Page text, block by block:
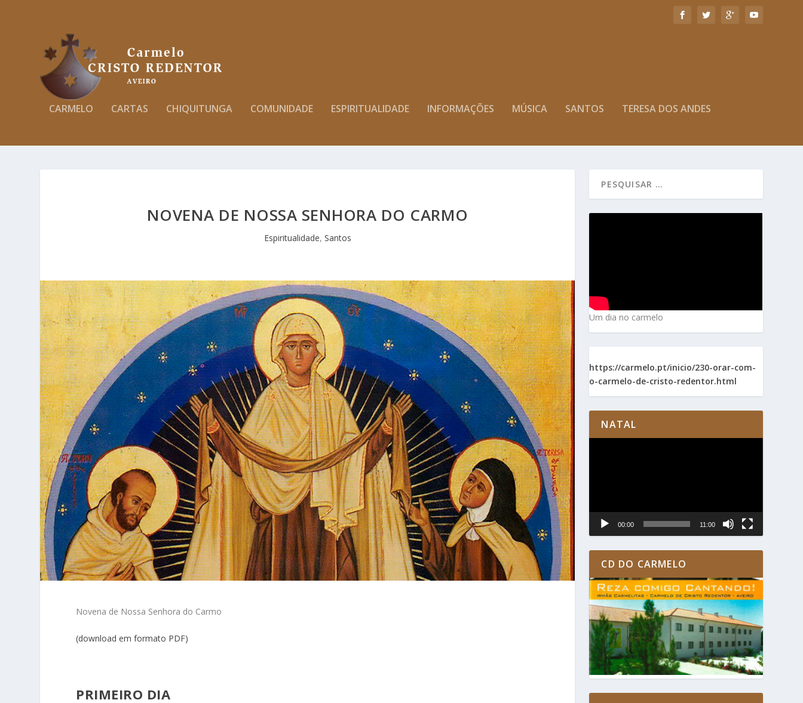
CARMELO CARTAS CHIQUITUNGA COMUNIDADE ESPIRITUALIDADE INFORMAÇÕES MÚSICA SANTOS TERESA DOS ANDES
NOVENA DE NOSSA SENHORA DO CARMO
Espiritualidade, Santos
Novena de Nossa Senhora do Carmo
(download em formato PDF)
PRIMEIRO DIA
Um dia no carmelo
https://carmelo.pt/inicio/230-orar-com-
o-carmelo-de-cristo-redentor.html
NATAL
00:00 11:00
CD DO CARMELO